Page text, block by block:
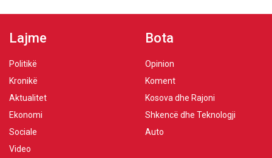
Lajme
Politikë
Kronikë
Aktualitet
Ekonomi
Sociale
Video
Bota
Opinion
Koment
Kosova dhe Rajoni
Shkencë dhe Teknologji
Auto